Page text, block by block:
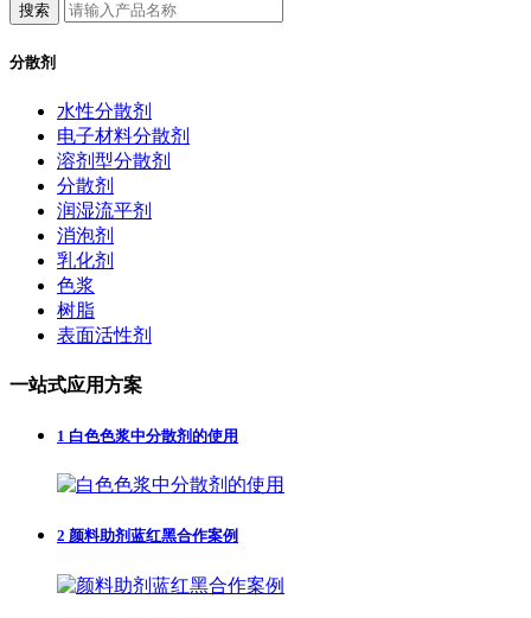
搜索
分散剂
水性分散剂
电子材料分散剂
溶剂型分散剂
分散剂
润湿流平剂
消泡剂
乳化剂
色浆
树脂
表面活性剂
一站式应用方案
1 白色色浆中分散剂的使用
2 颜料助剂蓝红黑合作案例